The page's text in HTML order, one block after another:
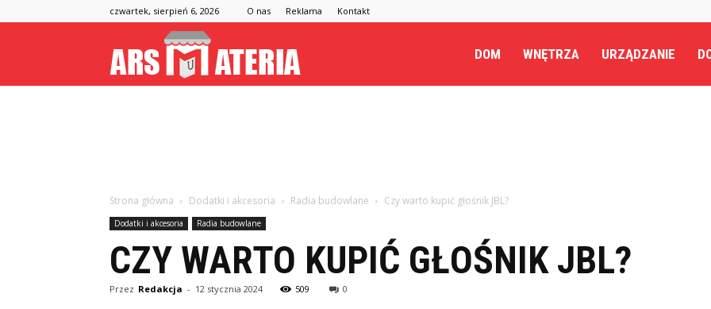
czwartek, sierpień 6, 2026 O nas Reklama Kontakt
DOM WNĘTRZA URZĄDZANIE
Strona główna Dodatki i akcesoria Radia budowlane Czy warto kupić głośnik JBL?
Dodatki i akcesoria Radia budowlane
CZY WARTO KUPIĆ GŁOŚNIK JBL?
Przez Redakcja - 12 stycznia 2024 509 0